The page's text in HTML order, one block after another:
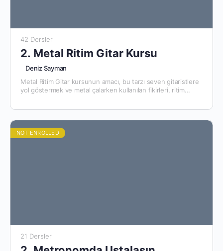
42 Dersler
2. Metal Ritim Gitar Kursu
Deniz Sayman
Metal Ritim Gitar kursunun amacı, bu tarzı seven gitaristlere
yol göstermek ve metal çalarken kullanılan fikirleri, ritim
NOT ENROLLED
21 Dersler